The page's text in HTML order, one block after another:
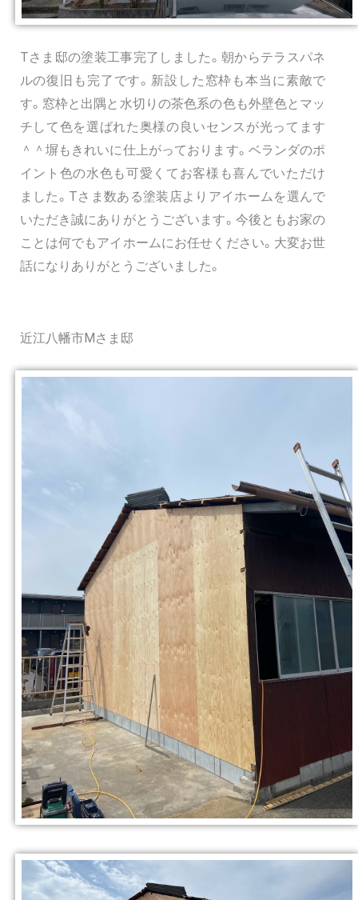
Tさま邸の塗装工事完了しました。朝からテラスパネ
ルの復旧も完了です。新設した窓枠も本当に素敵で
す。窓枠と出隅と水切りの茶色系の色も外壁色とマッ
チして色を選ばれた奥様の良いセンスが光ってます
＾＾塀もきれいに仕上がっております。ベランダのポ
イント色の水色も可愛くてお客様も喜んでいただけ
ました。Tさま数ある塗装店よりアイホームを選んで
いただき誠にありがとうございます。今後ともお家の
ことは何でもアイホームにお任せください。大変お世
話になりありがとうございました。
近江八幡市Mさま邸